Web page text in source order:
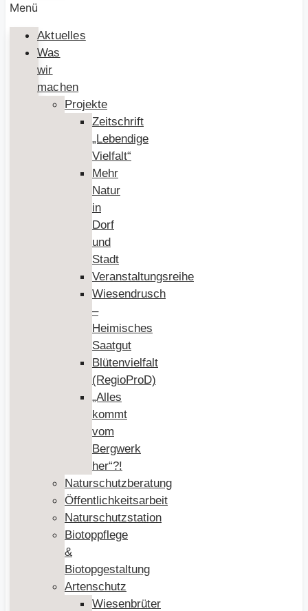
Menü
Aktuelles
Was
wir
machen
Projekte
Zeitschrift
„Lebendige
Vielfalt“
Mehr
Natur
in
Dorf
und
Stadt
Veranstaltungsreihe
Wiesendrusch
–
Heimisches
Saatgut
Blütenvielfalt
(RegioProD)
„Alles
kommt
vom
Bergwerk
her“?!
Naturschutzberatung
Öffentlichkeitsarbeit
Naturschutzstation
Biotoppflege
&
Biotopgestaltung
Artenschutz
Wiesenbrüter